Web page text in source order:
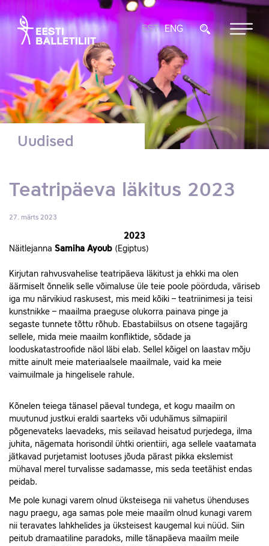
EST ENG
Uudised
Teatripäeva läkitus 2023
27. märts 2023
2023
Näitlejanna Samiha Ayoub (Egiptus)
Kirjutan rahvusvahelise teatripäeva läkitust ja ehkki ma olen
äärmiselt õnnelik selle võimaluse üle teie poole pöörduda, väriseb
iga mu närvikiud raskusest, mis meid kõiki – teatriinimesi ja teisi
kunstnikke – maailma praeguse olukorra painava pinge ja
segaste tunnete tõttu rõhub. Ebastabiilsus on otsene tagajärg
sellele, mida meie maailm konfliktide, sõdade ja
looduskatastroofide näol läbi elab. Sellel kõigel on laastav mõju
mitte ainult meie materiaalsele maailmale, vaid ka meie
vaimuilmale ja hingelisele rahule.
Kõnelen teiega tänasel päeval tundega, et kogu maailm on
muutunud justkui eraldi saarteks või uduhämus silmapiiril
põgenevateks laevadeks, mis seilavad heisatud purjedega, ilma
juhita, nägemata horisondil ühtki orientiiri, aga sellele vaatamata
jätkavad purjetamist lootuses jõuda pärast pikka ekslemist
mühaval merel turvalisse sadamasse, mis seda teetähist endas
peidab.
Me pole kunagi varem olnud üksteisega nii vahetus ühenduses
nagu praegu, aga samas pole meie maailm olnud kunagi varem
nii teravates lahkhelides ja üksteisest kaugemal kui nüüd. Siin
peitub dramaatiline paradoks, mille tänapäeva maailm meile